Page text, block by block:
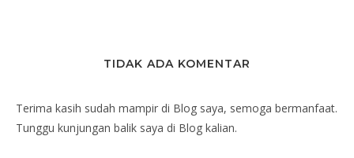
TIDAK ADA KOMENTAR
Terima kasih sudah mampir di Blog saya, semoga bermanfaat.
Tunggu kunjungan balik saya di Blog kalian.